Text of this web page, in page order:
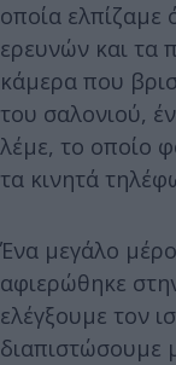
οποία
ερευνών και τα
κάμερα που
του σαλονιού,
λέμε, το οποίο
τα κινητά
Ένα μεγάλο
αφιερώθηκε
ελέγξουμε τον
διαπιστώσουμε